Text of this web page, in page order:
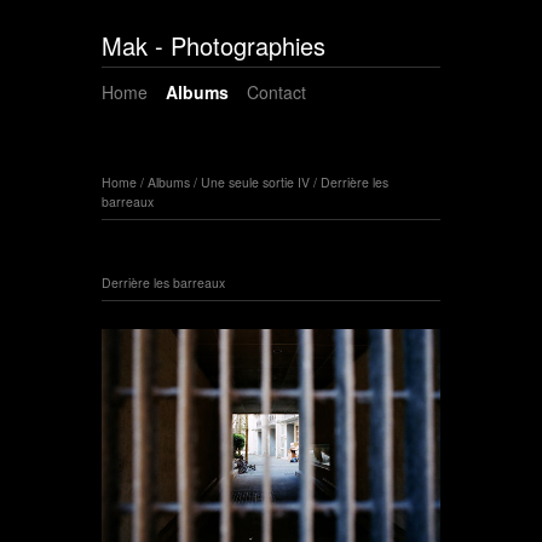
Mak - Photographies
Home Albums Contact
Home / Albums / Une seule sortie IV / Derrière les
barreaux
Derrière les barreaux